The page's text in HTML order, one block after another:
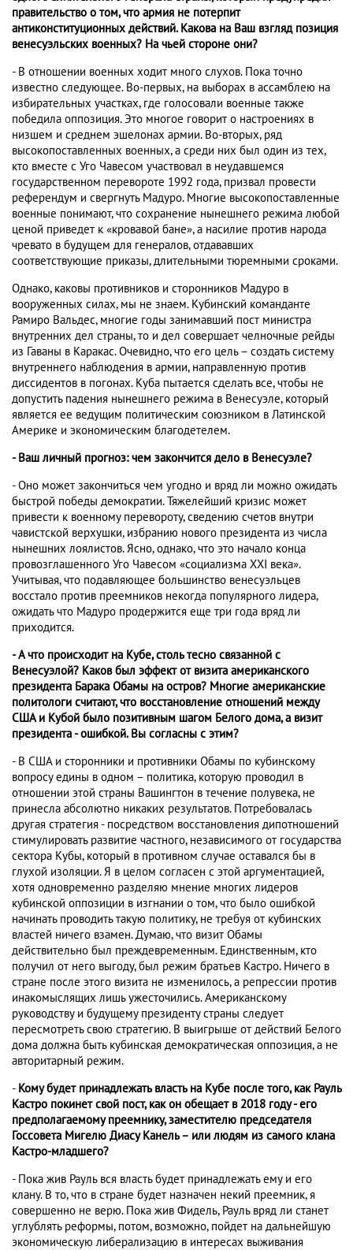
правительство о том, что армия не потерпит
антиконституционных действий. Какова на Ваш взгляд позиция
венесуэльских военных? На чьей стороне они?
- В отношении военных ходит много слухов. Пока точно
известно следующее. Во-первых, на выборах в ассамблею на
избирательных участках, где голосовали военные также
победила оппозиция. Это многое говорит о настроениях в
низшем и среднем эшелонах армии. Во-вторых, ряд
высокопоставленных военных, а среди них был один из тех,
кто вместе с Уго Чавесом участвовал в неудавшемся
государственном перевороте 1992 года, призвал провести
референдум и свергнуть Мадуро. Многие высокопоставленные
военные понимают, что сохранение нынешнего режима любой
ценой приведет к «кровавой бане», а насилие против народа
чревато в будущем для генералов, отдававших
соответствующие приказы, длительными тюремными сроками.
Однако, каковы противников и сторонников Мадуро в
вооруженных силах, мы не знаем. Кубинский команданте
Рамиро Вальдес, многие годы занимавший пост министра
внутренних дел страны, то и дел совершает челночные рейды
из Гаваны в Каракас. Очевидно, что его цель – создать систему
внутреннего наблюдения в армии, направленную против
диссидентов в погонах. Куба пытается сделать все, чтобы не
допустить падения нынешнего режима в Венесуэле, который
является ее ведущим политическим союзником в Латинской
Америке и экономическим благодетелем.
- Ваш личный прогноз: чем закончится дело в Венесуэле?
- Оно может закончиться чем угодно и вряд ли можно ожидать
быстрой победы демократии. Тяжелейший кризис может
привести к военному перевороту, сведению счетов внутри
чавистской верхушки, избранию нового президента из числа
нынешних лоялистов. Ясно, однако, что это начало конца
провозглашенного Уго Чавесом «социализма XXI века».
Учитывая, что подавляющее большинство венесуэльцев
восстало против преемников некогда популярного лидера,
ожидать что Мадуро продержится еще три года вряд ли
приходится.
- А что происходит на Кубе, столь тесно связанной с
Венесуэлой? Каков был эффект от визита американского
президента Барака Обамы на остров? Многие американские
политологи считают, что восстановление отношений между
США и Кубой было позитивным шагом Белого дома, а визит
президента - ошибкой. Вы согласны с этим?
- В США и сторонники и противники Обамы по кубинскому
вопросу едины в одном – политика, которую проводил в
отношении этой страны Вашингтон в течение полувека, не
принесла абсолютно никаких результатов. Потребовалась
другая стратегия - посредством восстановления дипотношений
стимулировать развитие частного, независимого от государства
сектора Кубы, который в противном случае оставался бы в
глухой изоляции. Я в целом согласен с этой аргументацией,
хотя одновременно разделяю мнение многих лидеров
кубинской оппозиции в изгнании о том, что было ошибкой
начинать проводить такую политику, не требуя от кубинских
властей ничего взамен. Думаю, что визит Обамы
действительно был преждевременным. Единственным, кто
получил от него выгоду, был режим братьев Кастро. Ничего в
стране после этого визита не изменилось, а репрессии против
инакомыслящих лишь ужесточились. Американскому
руководству и будущему президенту страны следует
пересмотреть свою стратегию. В выигрыше от действий Белого
дома должна быть кубинская демократическая оппозиция, а не
авторитарный режим.
- Кому будет принадлежать власть на Кубе после того, как Рауль
Кастро покинет свой пост, как он обещает в 2018 году - его
предполагаемому преемнику, заместителю председателя
Госсовета Мигелю Диасу Канель – или людям из самого клана
Кастро-младшего?
- Пока жив Рауль вся власть будет принадлежать ему и его
клану. В то, что в стране будет назначен некий преемник, я
совершенно не верю. Пока жив Фидель, Рауль вряд ли станет
углублять реформы, потом, возможно, пойдет на дальнейшую
экономическую либерализацию в интересах выживания